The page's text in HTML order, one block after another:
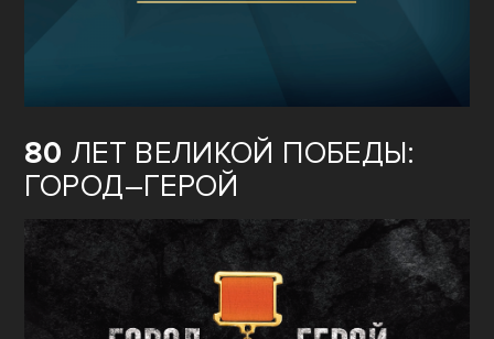
80 ЛЕТ ВЕЛИКОЙ ПОБЕДЫ:
ГОРОД–ГЕРОЙ